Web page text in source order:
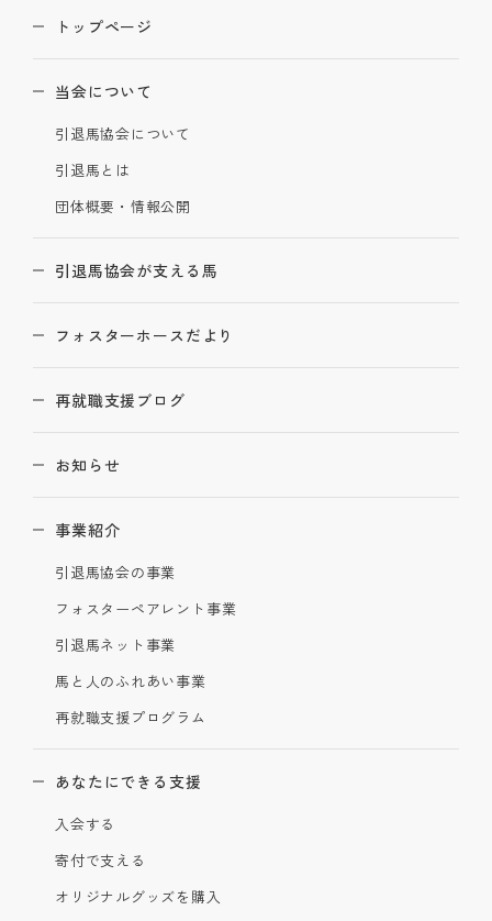
トップページ
当会について
引退馬協会について
引退馬とは
団体概要・情報公開
引退馬協会が支える馬
フォスターホースだより
再就職支援ブログ
お知らせ
事業紹介
引退馬協会の事業
フォスターペアレント事業
引退馬ネット事業
馬と人のふれあい事業
再就職支援プログラム
あなたにできる支援
入会する
寄付で支える
オリジナルグッズを購入